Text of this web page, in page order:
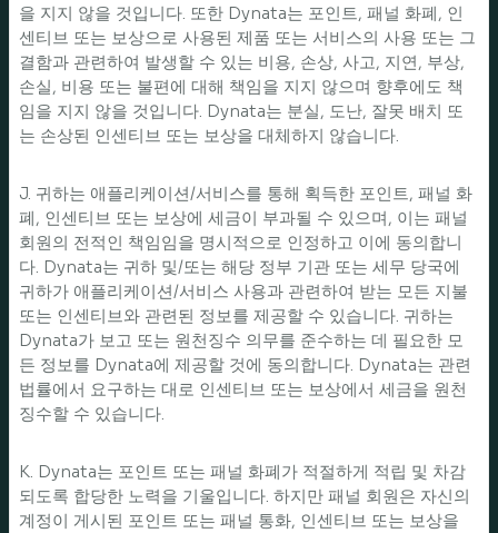
을 지지 않을 것입니다. 또한 Dynata는 포인트, 패널 화폐, 인
센티브 또는 보상으로 사용된 제품 또는 서비스의 사용 또는 그
결함과 관련하여 발생할 수 있는 비용, 손상, 사고, 지연, 부상,
손실, 비용 또는 불편에 대해 책임을 지지 않으며 향후에도 책
임을 지지 않을 것입니다. Dynata는 분실, 도난, 잘못 배치 또
는 손상된 인센티브 또는 보상을 대체하지 않습니다.
J. 귀하는 애플리케이션/서비스를 통해 획득한 포인트, 패널 화
폐, 인센티브 또는 보상에 세금이 부과될 수 있으며, 이는 패널
회원의 전적인 책임임을 명시적으로 인정하고 이에 동의합니
다. Dynata는 귀하 및/또는 해당 정부 기관 또는 세무 당국에
귀하가 애플리케이션/서비스 사용과 관련하여 받는 모든 지불
또는 인센티브와 관련된 정보를 제공할 수 있습니다. 귀하는
Dynata가 보고 또는 원천징수 의무를 준수하는 데 필요한 모
든 정보를 Dynata에 제공할 것에 동의합니다. Dynata는 관련
법률에서 요구하는 대로 인센티브 또는 보상에서 세금을 원천
징수할 수 있습니다.
K. Dynata는 포인트 또는 패널 화폐가 적절하게 적립 및 차감
되도록 합당한 노력을 기울입니다. 하지만 패널 회원은 자신의
계정이 게시된 포인트 또는 패널 통화, 인센티브 또는 보상을